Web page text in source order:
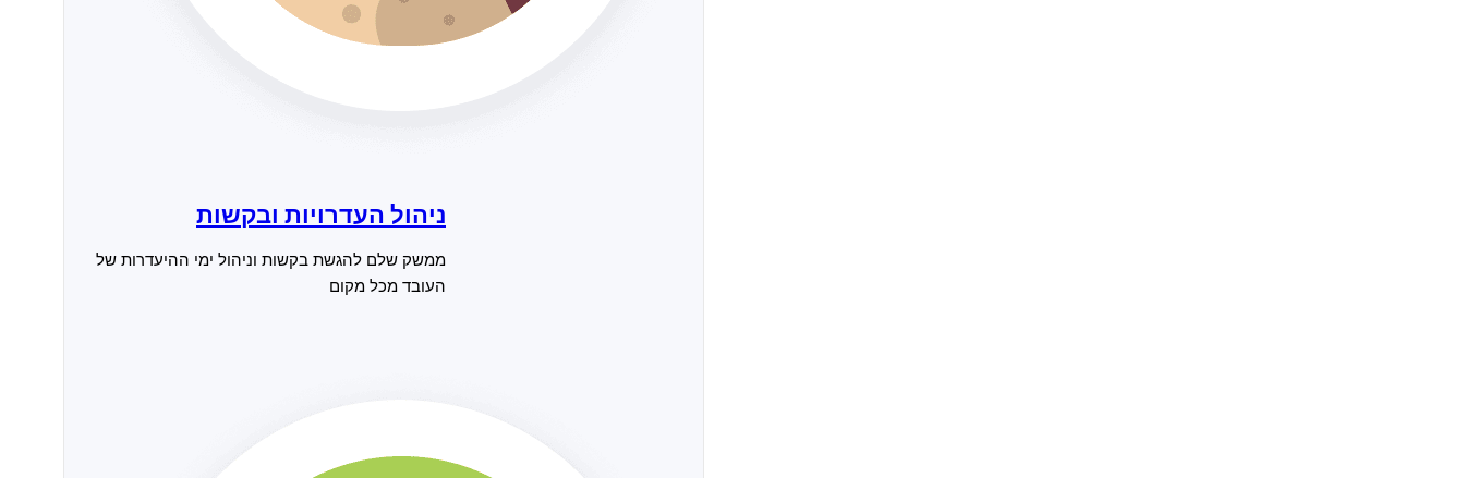
ניהול העדרויות ובקשות
ממשק שלם להגשת בקשות וניהול ימי ההיעדרות של
העובד מכל מקום